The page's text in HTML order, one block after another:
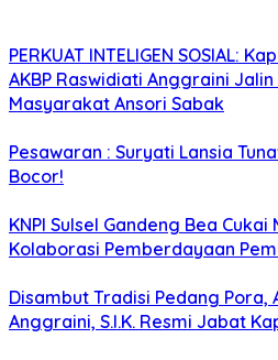
PERKUAT INTELIGEN SOSIAL:
AKBP Raswidiati Anggraini
Masyarakat Ansori Sabak
Pesawaran : Suryati Lansia
Bocor!
KNPI Sulsel Gandeng Bea
Kolaborasi Pemberdayaan
Disambut Tradisi Pedang Pora,
Anggraini, S.I.K. Resmi Jabat